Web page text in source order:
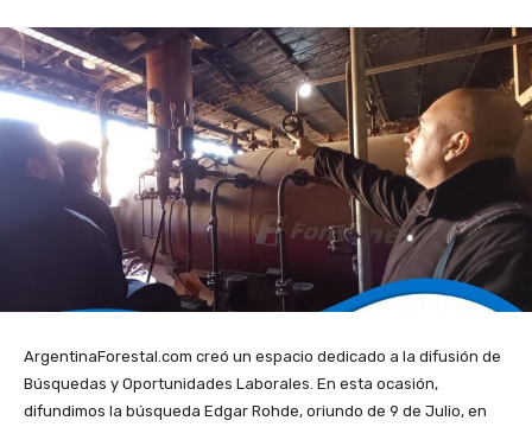
ArgentinaForestal.com creó un espacio dedicado a la difusión de
Búsquedas y Oportunidades Laborales. En esta ocasión,
difundimos la búsqueda Edgar Rohde, oriundo de 9 de Julio, en